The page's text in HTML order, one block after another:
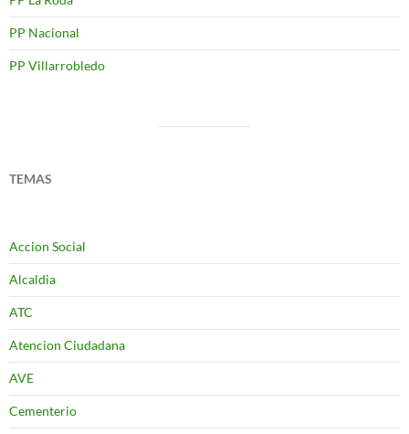
PP Nacional
PP Villarrobledo
TEMAS
Accion Social
Alcaldia
ATC
Atencion Ciudadana
AVE
Cementerio